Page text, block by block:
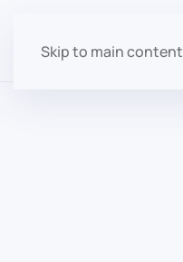
Skip to main content